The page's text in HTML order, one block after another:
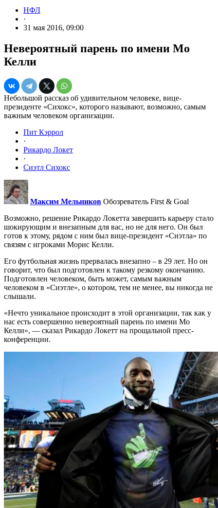
НФЛ
·
31 мая 2016, 09:00
Невероятный парень по имени Мо
Келли
Небольшой рассказ об удивительном человеке, вице-
президенте «Сихокс», которого называют, возможно, самым
важным человеком организации.
Пит Кэррол
·
Рикардо Локет
·
Сиэтл Сихокс
Максим Мельников Обозреватель First & Goal
Возможно, решение Рикардо Локетта завершить карьеру стало
шокирующим и внезапным для вас, но не для него. Он был
готов к этому, рядом с ним был вице-президент «Сиэтла» по
связям с игроками Морис Келли.
Его футбольная жизнь прервалась внезапно – в 29 лет. Но он
говорит, что был подготовлен к такому резкому окончанию.
Подготовлен человеком, быть может, самым важным
человеком в «Сиэтле», о котором, тем не менее, вы никогда не
слышали.
«Нечто уникальное происходит в этой организации, так как у
нас есть совершенно невероятный парень по имени Мо
Келли», — сказал Рикардо Локетт на прощальной пресс-
конференции.